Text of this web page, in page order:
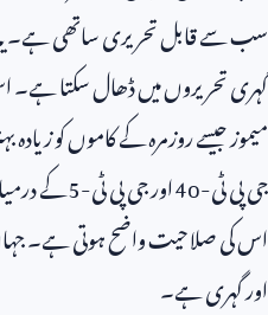
سب سے قابل تحریری ساتھی ہے۔
گہری تحریروں میں ڈھال سکتا ہے۔
میموز جیسے روزمرہ کے کاموں کو
جی پی ٹی-4oاور جی پی ٹی-5کے
اس کی صلاحیت واضح ہوتی ہے۔
اور گہری ہے۔